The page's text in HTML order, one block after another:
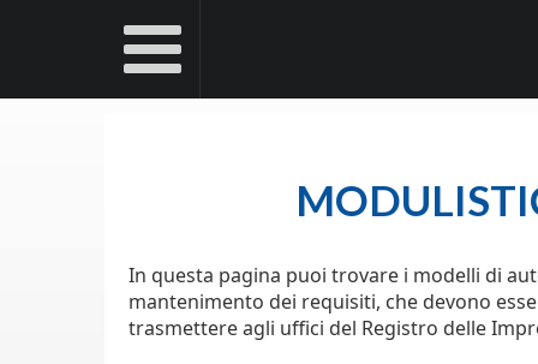
In questa pagina puoi trovare i modelli di
mantenimento dei requisiti, che devono
trasmettere agli uffici del Registro delle